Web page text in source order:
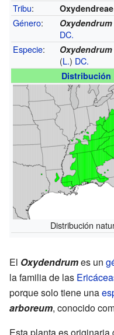
Tribu: Oxydendreae
Género: Oxydendrum
DC.
Especie:
(L.) DC.
Distribución
Distribución
El Oxydendrumes un
la familia de las
porque solo tiene una
arboreum, conocido
Esta planta es originaria